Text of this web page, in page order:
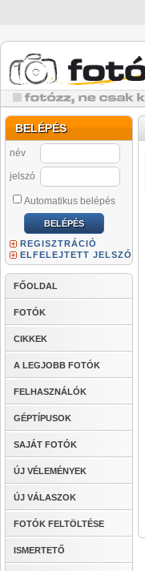
BELÉPÉS
név
jelszó
Automatikus belépés
REGISZTRÁCIÓ
ELFELEJTETT JELSZÓ
FŐOLDAL
FOTÓK
CIKKEK
A LEGJOBB FOTÓK
FELHASZNÁLÓK
GÉPTÍPUSOK
SAJÁT FOTÓK
ÚJ VÉLEMÉNYEK
ÚJ VÁLASZOK
FOTÓK FELTÖLTÉSE
ISMERTETŐ